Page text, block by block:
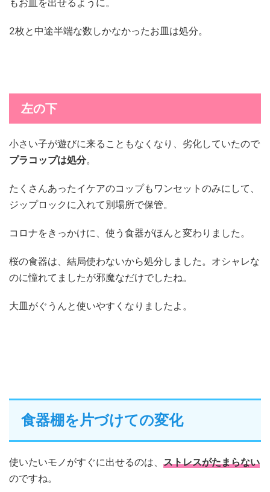
2枚と中途半端な数しかなかったお皿は処分。
左の下
小さい子が遊びに来ることもなくなり、劣化していたので
プラコップは処分。
たくさんあったイケアのコップもワンセットのみにして、
ジップロックに入れて別場所で保管。
コロナをきっかけに、使う食器がほんと変わりました。
桜の食器は、結局使わないから処分しました。オシャレな
のに憧れてましたが邪魔なだけでしたね。
大皿がぐうんと使いやすくなりましたよ。
食器棚を片づけての変化
使いたいモノがすぐに出せるのは、 ストレスがたまらない
のですね。